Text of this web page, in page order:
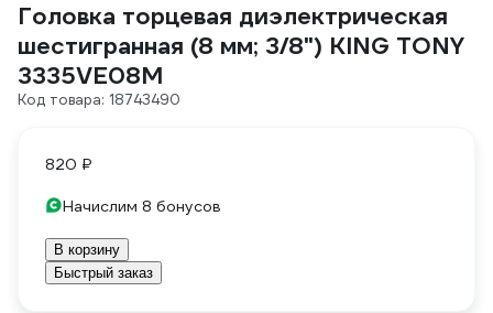
Головка торцевая диэлектрическая
шестигранная (8 мм; 3/8") KING TONY
3335VE08M
Код товара: 18743490
820 ₽
Начислим 8 бонусов
В корзину
Быстрый заказ